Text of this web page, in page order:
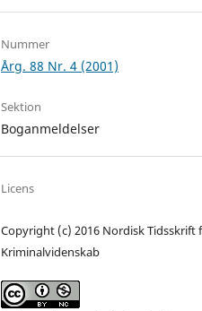
Nummer
Årg. 88 Nr. 4 (2001)
Sektion
Boganmeldelser
Licens
Copyright (c) 2016 Nordisk Tidsskrift
Kriminalvidenskab